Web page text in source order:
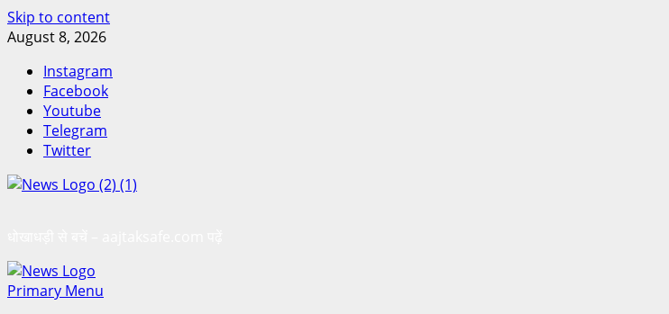
Skip to content
August 8, 2026
Instagram
Facebook
Youtube
Telegram
Twitter
Primary Menu